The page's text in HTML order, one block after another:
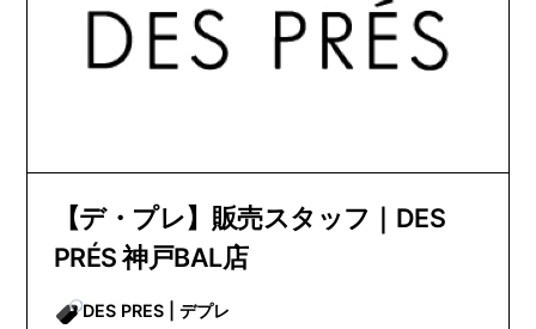
【デ・プレ】販売スタッフ｜DES
PRÉS 神戸BAL店
DES PRES | デプレ